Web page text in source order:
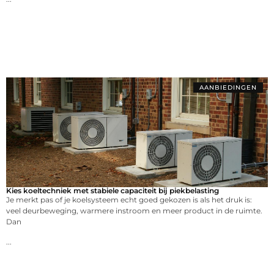
AANBIEDINGEN
Kies koeltechniek met stabiele capaciteit bij piekbelasting
Je merkt pas of je koelsysteem echt goed gekozen is als het druk is:
veel deurbeweging, warmere instroom en meer product in de ruimte.
Dan